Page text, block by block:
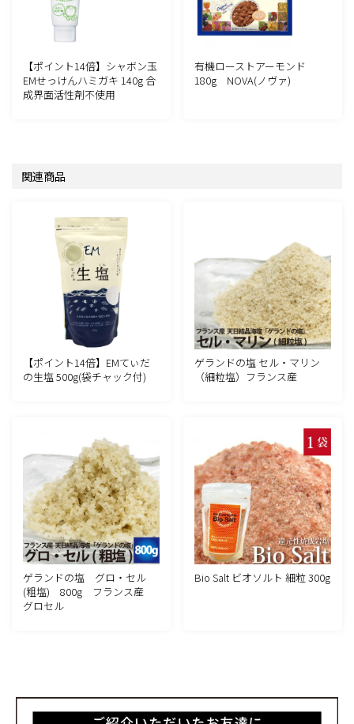
【ポイント14倍】シャボン玉
EMせっけんハミガキ 140g 合
成界面活性剤不使用
有機ローストアーモンド
180g NOVA(ノヴァ)
関連商品
【ポイント14倍】EMてぃだ
の生塩 500g(袋チャック付)
ゲランドの塩 セル・マリン
（細粒塩）フランス産
ゲランドの塩 グロ・セル
(粗塩) 800g フランス産
グロセル
Bio Salt ビオソルト 細粒 300g